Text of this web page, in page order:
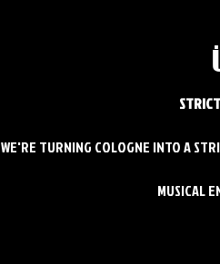
WE'RE TURNING COLOGNE INTO A
MUSICAL